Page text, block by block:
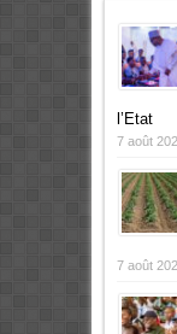
l’Etat
7 août
7 août